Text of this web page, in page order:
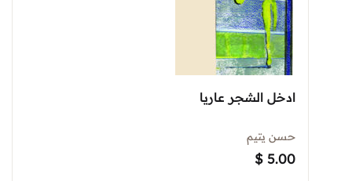
ادخل الشجر عاريا
حسن يتيم
$ 5.00